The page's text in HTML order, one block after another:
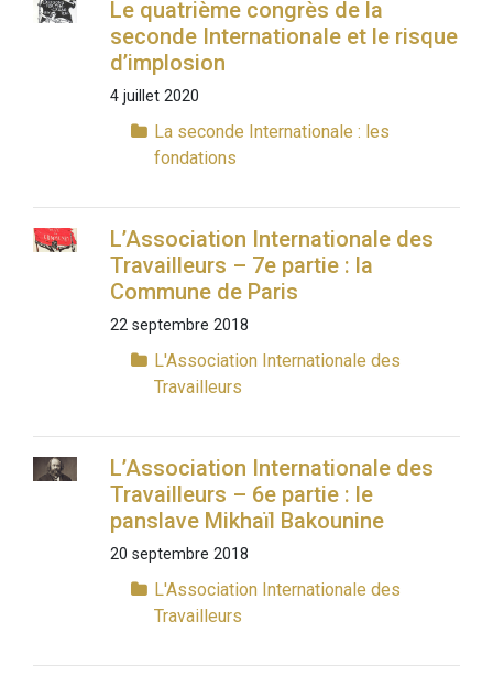
Le quatrième congrès de la
seconde Internationale et le risque
d’implosion
4 juillet 2020
La seconde Internationale : les
fondations
L’Association Internationale des
Travailleurs – 7e partie : la
Commune de Paris
22 septembre 2018
L'Association Internationale des
Travailleurs
L’Association Internationale des
Travailleurs – 6e partie : le
panslave Mikhaïl Bakounine
20 septembre 2018
L'Association Internationale des
Travailleurs